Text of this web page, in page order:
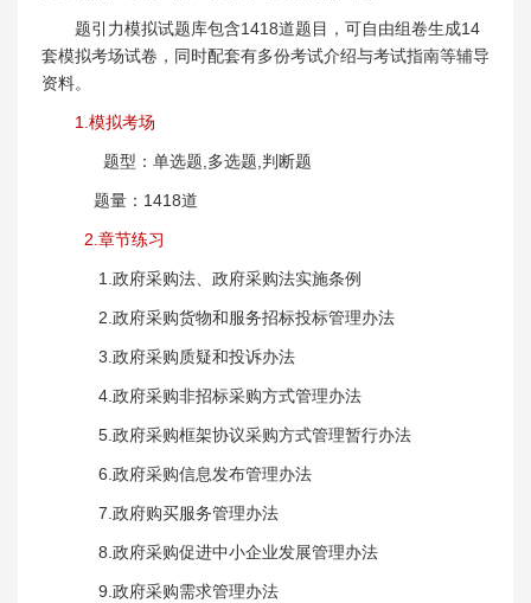
题引力模拟试题库包含1418道题目，可自由组卷生成14
套模拟考场试卷，同时配套有多份考试介绍与考试指南等辅导
资料。
1.模拟考场
题型：单选题,多选题,判断题
题量：1418道
2.章节练习
1.政府采购法、政府采购法实施条例
2.政府采购货物和服务招标投标管理办法
3.政府采购质疑和投诉办法
4.政府采购非招标采购方式管理办法
5.政府采购框架协议采购方式管理暂行办法
6.政府采购信息发布管理办法
7.政府购买服务管理办法
8.政府采购促进中小企业发展管理办法
9.政府采购需求管理办法